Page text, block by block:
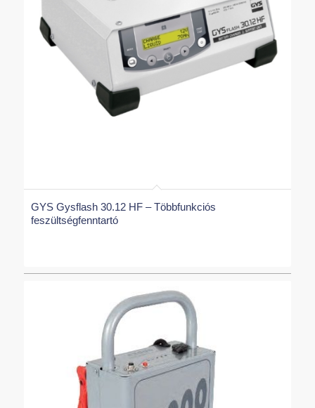
GYS Gysflash 30.12 HF – Többfunkciós
feszültségfenntartó